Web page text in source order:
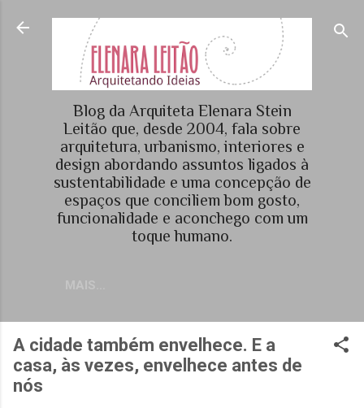
Pular para o conteúdo principal
Blog da Arquiteta Elenara Stein
Leitão que, desde 2004, fala sobre
arquitetura, urbanismo, interiores e
design abordando assuntos ligados à
sustentabilidade e uma concepção de
espaços que conciliem bom gosto,
funcionalidade e aconchego com um
toque humano.
A cidade também envelhece. E a
casa, às vezes, envelhece antes de
nós